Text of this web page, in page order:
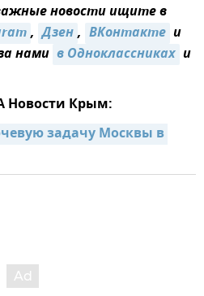
новости ищите в
, Дзен, ВКонтакте и
нами в Одноклассниках и
Новости Крым:
задачу Москвы в